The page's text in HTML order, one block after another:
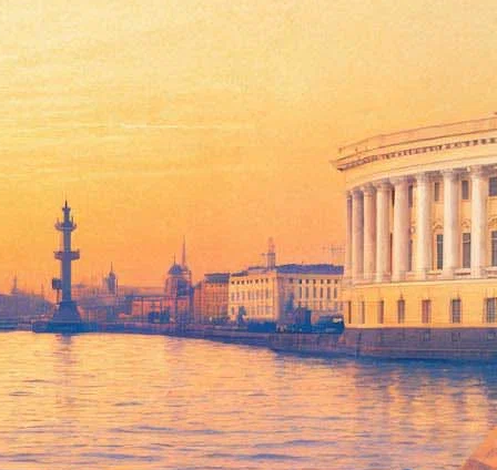
со сказками Кэролла